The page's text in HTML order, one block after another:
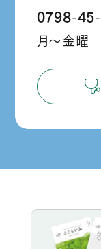
0798
‐
45
月～金曜